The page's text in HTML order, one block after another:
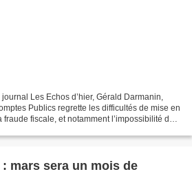
Les Echos d’hier, Gérald Darmanin,
Publics regrette les difficultés de mise en
fraude fiscale, et notamment l’impossibilité de
mars sera un mois de